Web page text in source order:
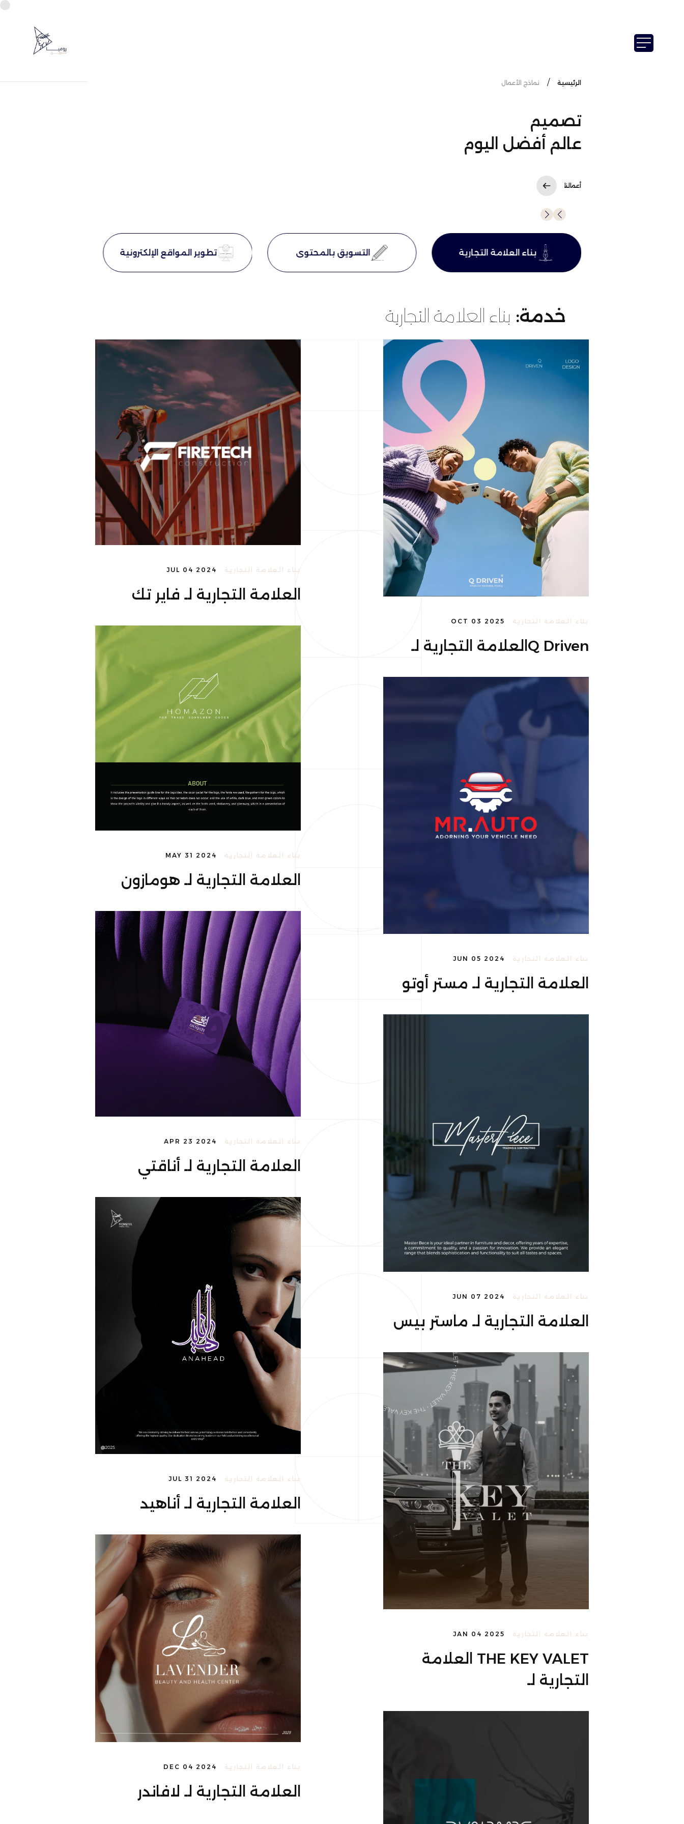
الرئيسية نماذج الأعمال
تصميم
عالم أفضل اليوم
أعمالنا
بناء العلامة التجارية التسويق بالمحتوى تطوير المواقع الإلكترونية
خدمة: بناء العلامة التجارية
بناء العلامة التجارية OCT 03 2025
Q Drivenالعلامة التجارية لـ
بناء العلامة التجارية JUN 05 2024
العلامة التجارية لـ مستر أوتو
بناء العلامة التجارية JUN 07 2024
العلامة التجارية لـ ماستر بيس
بناء العلامة التجارية JAN 04 2025
THE KEY VALET العلامة
التجارية لـ
بناء العلامة التجارية JUL 04 2024
العلامة التجارية لـ فاير تك
بناء العلامة التجارية MAY 31 2024
العلامة التجارية لـ هومازون
بناء العلامة التجارية APR 23 2024
العلامة التجارية لـ أناقتي
بناء العلامة التجارية JUL 31 2024
العلامة التجارية لـ أناهيد
بناء العلامة التجارية DEC 04 2024
العلامة التجارية لـ لافاندر